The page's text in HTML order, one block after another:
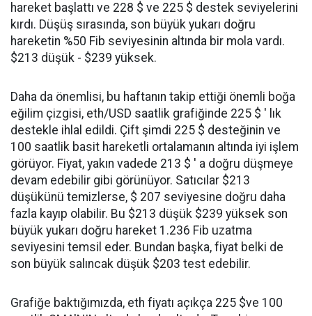
hareket başlattı ve 228 $ ve 225 $ destek seviyelerini
kırdı. Düşüş sırasında, son büyük yukarı doğru
hareketin %50 Fib seviyesinin altında bir mola vardı.
$213 düşük - $239 yüksek.
Daha da önemlisi, bu haftanın takip ettiği önemli boğa
eğilim çizgisi, eth/USD saatlik grafiğinde 225 $ ' lık
destekle ihlal edildi. Çift şimdi 225 $ desteğinin ve
100 saatlik basit hareketli ortalamanın altında iyi işlem
görüyor. Fiyat, yakın vadede 213 $ ' a doğru düşmeye
devam edebilir gibi görünüyor. Satıcılar $213
düşükünü temizlerse, $ 207 seviyesine doğru daha
fazla kayıp olabilir. Bu $213 düşük $239 yüksek son
büyük yukarı doğru hareket 1.236 Fib uzatma
seviyesini temsil eder. Bundan başka, fiyat belki de
son büyük salıncak düşük $203 test edebilir.
Grafiğe baktığımızda, eth fiyatı açıkça 225 $ve 100